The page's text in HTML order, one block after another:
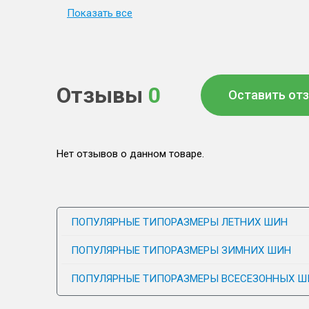
Показать все
Отзывы 0 Оставить
Нет отзывов о данном товаре.
ПОПУЛЯРНЫЕ ТИПОРАЗМЕРЫ ЛЕТНИХ ШИН
ПОПУЛЯРНЫЕ ТИПОРАЗМЕРЫ ЗИМНИХ ШИН
ПОПУЛЯРНЫЕ ТИПОРАЗМЕРЫ ВСЕСЕЗОННЫХ